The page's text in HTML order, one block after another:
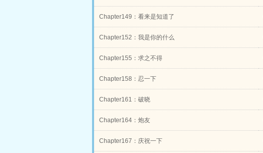
Chapter149：看来是知道了
Chapter152：我是你的什么
Chapter155：求之不得
Chapter158：忍一下
Chapter161：破晓
Chapter164：炮友
Chapter167：庆祝一下